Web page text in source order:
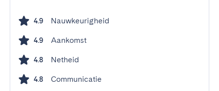
4.9 Nauwkeurigheid
4.9 Aankomst
4.8 Netheid
4.8 Communicatie